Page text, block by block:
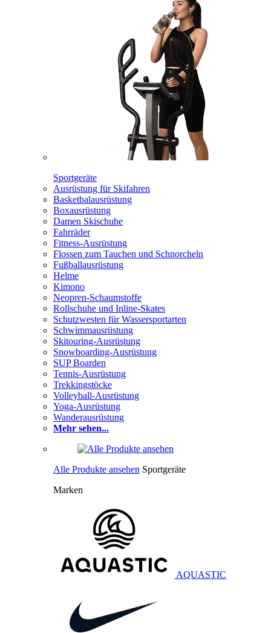
Sportgeräte
Ausrüstung für Skifahren
Basketbalausrüstung
Boxausrüstung
Damen Skischuhe
Fahrräder
Fitness-Ausrüstung
Flossen zum Tauchen und Schnorcheln
Fußballausrüstung
Helme
Kimono
Neopren-Schaumstoffe
Rollschuhe und Inline-Skates
Schutzwesten für Wassersportarten
Schwimmausrüstung
Skitouring-Ausrüstung
Snowboarding-Ausrüstung
SUP Boarden
Tennis-Ausrüstung
Trekkingstöcke
Volleyball-Ausrüstung
Yoga-Ausrüstung
Wanderausrüstung
Mehr sehen...
Alle Produkte ansehen Sportgeräte
Marken
AQUASTIC